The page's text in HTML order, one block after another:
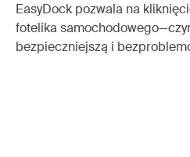
EasyDock pozwala na
fotelika
bezpieczniejszą i